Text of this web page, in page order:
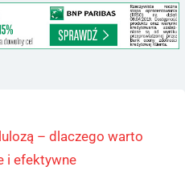
– dlaczego warto
i efektywne